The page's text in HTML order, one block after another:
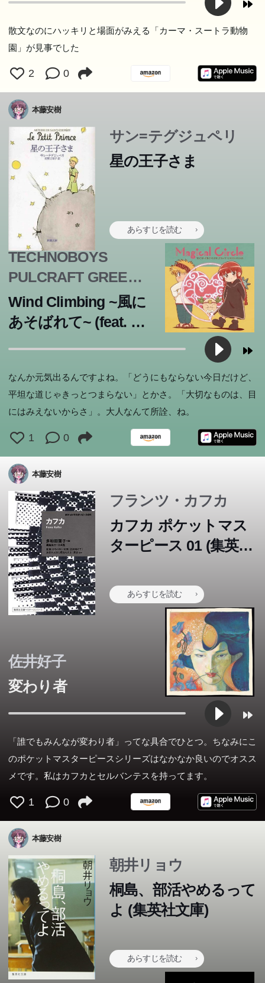
散文なのにハッキリと場面がみえる「カーマ・スートラ動物
園」が見事でした
2 0
本藤安樹
サン=テグジュペリ
星の王子さま
あらすじを読む
TECHNOBOYS
PULCRAFT GREEN-
FUND feat. 奥井亜紀
Wind Climbing ~風に
あそばれて~ (feat. 奥
なんか元気出るんですよね。「どうにもならない今日だけど、
平坦な道じゃきっとつまらない」とかさ。「大切なものは、目
にはみえないからさ」。大人なんて所詮、ね。
1 0
本藤安樹
フランツ・カフカ
カフカ ポケットマス
ターピース 01 (集英社
ズ)
あらすじを読む
佐井好子
変わり者
「誰でもみんなが変わり者」ってな具合でひとつ。ちなみにこ
のポケットマスターピースシリーズはなかなか良いのでオスス
メです。私はカフカとセルバンテスを持ってます。
1 0
本藤安樹
朝井リョウ
桐島、部活やめるって
よ (集英社文庫)
あらすじを読む